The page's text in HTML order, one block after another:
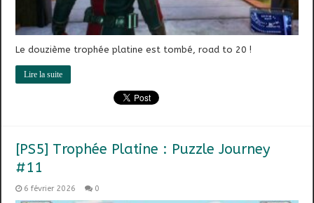
Le douzième trophée platine est tombé, road to 20 !
Lire la suite
[PS5] Trophée Platine : Puzzle Journey
#11
6 février 2026 0